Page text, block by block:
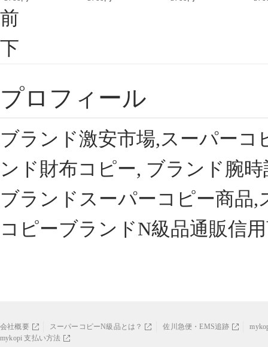
前
下
プロフィール
ブランド激安市場,スーパー
ンド財布コピー, ブランド腕
ブランドスーパーコピー商品
コピーブランドN級品通販信
会社概要 スーパーコピーN級品とは？ 佐川急便・EMS追跡
mykopi 支払い方法